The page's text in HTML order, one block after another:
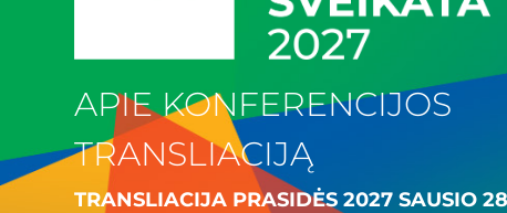
APIE KONFERENCIJOS
TRANSLIACIJĄ
TRANSLIACIJA PRASIDĖS 2027 SAUSIO